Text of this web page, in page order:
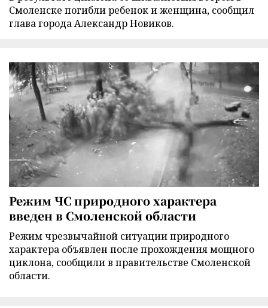
Смоленске погибли ребенок и женщина, сообщил
глава города Александр Новиков.
Режим ЧС природного характера
введен в Смоленской области
Режим чрезвычайной ситуации природного
характера объявлен после прохождения мощного
циклона, сообщили в правительстве Смоленской
области.